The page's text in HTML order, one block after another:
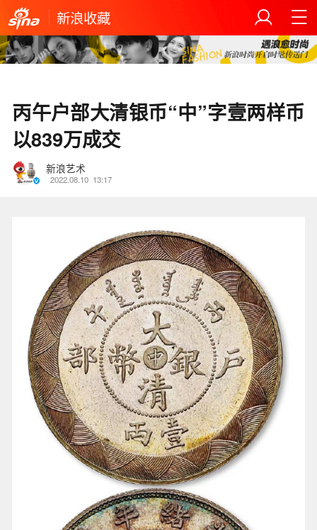
新浪收藏
丙午户部大清银币“中”字壹两样币
以839万成交
新浪艺术
2022.08.10 13:17